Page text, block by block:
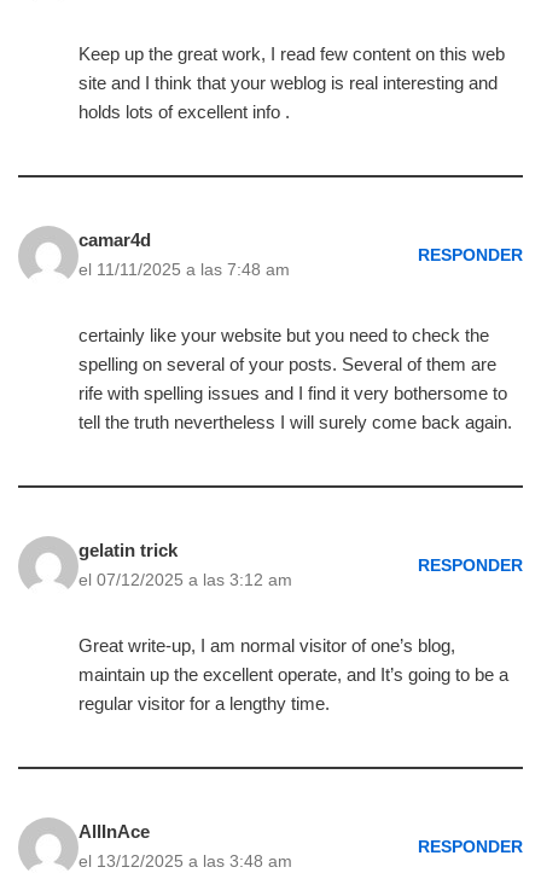
Keep up the great work, I read few content on this web
site and I think that your weblog is real interesting and
holds lots of excellent info .
camar4d
el 11/11/2025 a las 7:48 am
RESPONDER
certainly like your website but you need to check the
spelling on several of your posts. Several of them are
rife with spelling issues and I find it very bothersome to
tell the truth nevertheless I will surely come back again.
gelatin trick
el 07/12/2025 a las 3:12 am
RESPONDER
Great write-up, I am normal visitor of one’s blog,
maintain up the excellent operate, and It’s going to be a
regular visitor for a lengthy time.
AllInAce
el 13/12/2025 a las 3:48 am
RESPONDER